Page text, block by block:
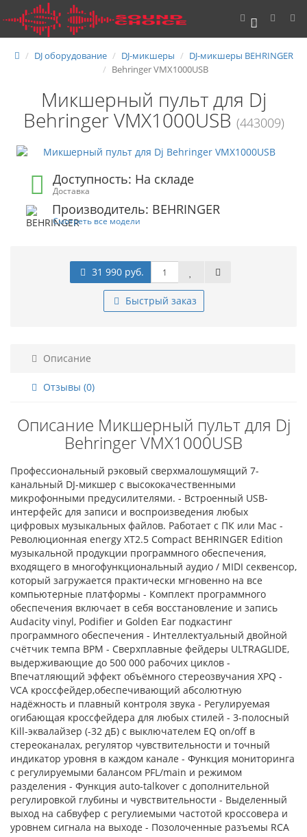
0
DJ оборудование DJ-микшеры
DJ-микшеры BEHRINGER
Behringer VMX1000USB
Микшерный пульт для Dj
Behringer VMX1000USB (443009)
Доступность: На складе
Доставка
Производитель: BEHRINGER
Смотреть все модели
31 990 руб.
Быстрый заказ
Описание
Отзывы (0)
Описание Микшерный пульт для Dj
Behringer VMX1000USB
Профессиональный рэковый сверхмалошумящий 7-
канальный DJ-микшер с высококачественными
микрофонными предусилителями. - Встроенный USB-
интерфейс для записи и воспроизведения любых
цифровых музыкальных файлов. Работает с ПК или Mac -
Революционная energy XT2.5 Compact BEHRINGER Edition
музыкальной продукции программного обеспечения,
входящего в многофункциональный аудио / MIDI секвенсор,
который загружается практически мгновенно на все
компьютерные платформы - Комплект программного
обеспечения включает в себя восстановление и запись
Audacity vinyl, Podifier и Golden Ear подкастинг
программного обеспечения - Интеллектуальный двойной
счётчик темпа BPM - Сверхплавные фейдеры ULTRAGLIDE,
выдерживающие до 500 000 рабочих циклов -
Впечатляющий эффект объёмного стереозвучания XPQ -
VCA кроссфейдер,обеспечивающий абсолютную
надёжность и плавный контроля звука - Регулируемая
огибающая кроссфейдера для любых стилей - 3-полосный
Kill-эквалайзер (-32 дБ) с выключателем EQ on/off в
стереоканалах, регулятор чувствительности и точный
индикатор уровня в каждом канале - Функция мониторинга
с регулируемыми балансом PFL/main и режимом
разделения - Функция auto-talkover с дополнительной
регулировкой глубины и чувствительности - Выделенный
выход на сабвуфер с регулиемыми частотой кроссовера и
уровнем сигнала на выходе - Позолоченные разъемы RCA